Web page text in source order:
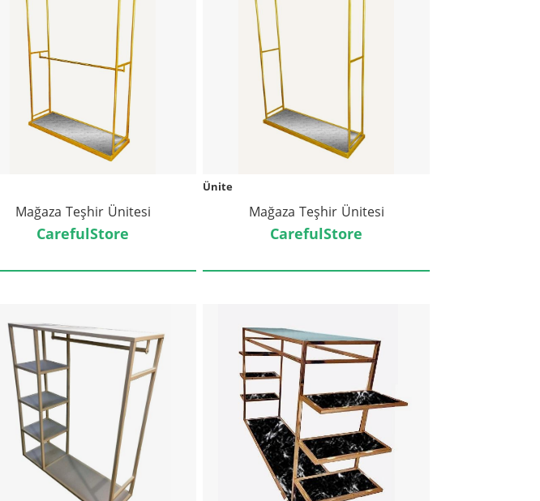
Mağaza Teşhir Ünitesi
CarefulStore
Ünite
Mağaza Teşhir Ünitesi
CarefulStore